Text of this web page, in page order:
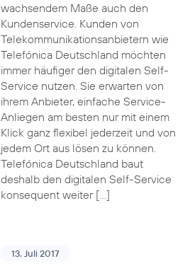
wachsendem Maße auch den
Kundenservice. Kunden von
Telekommunikationsanbietern wie
Telefónica Deutschland möchten
immer häufiger den digitalen Self-
Service nutzen. Sie erwarten von
ihrem Anbieter, einfache Service-
Anliegen am besten nur mit einem
Klick ganz flexibel jederzeit und von
jedem Ort aus lösen zu können.
Telefónica Deutschland baut
deshalb den digitalen Self-Service
konsequent weiter […]
13. Juli 2017